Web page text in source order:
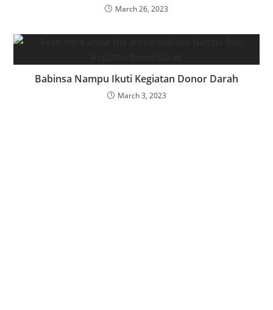
March 26, 2023
Babinsa Nampu Ikuti Kegiatan Donor Darah
March 3, 2023